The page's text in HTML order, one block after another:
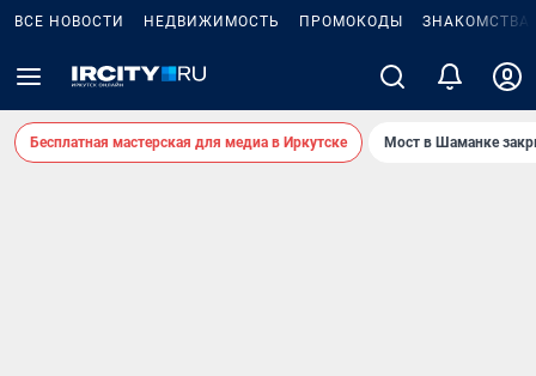
ВСЕ НОВОСТИ НЕДВИЖИМОСТЬ ПРОМОКОДЫ ЗНАКОМСТВА
Бесплатная мастерская для медиа в Иркутске Мост в Шаманке